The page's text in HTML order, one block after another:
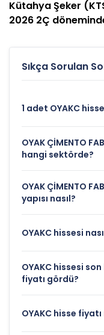
Kütahya Şeker
2026 2Ç
Sıkça Sorulan
1 adet OYAKC
OYAK ÇİMENTO
hangi sektörde?
OYAK ÇİMENTO
yapısı nasıl?
OYAKC hissesi
OYAKC hissesi
fiyatı gördü?
OYAKC hisse